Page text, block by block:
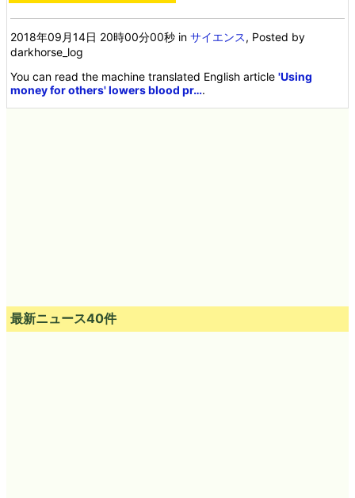
2018年09月14日 20時00分00秒 inサイエンス, Posted by
darkhorse_log
You can read the machine translated English article'Using
money for others' lowers blood pr….
最新ニュース40件